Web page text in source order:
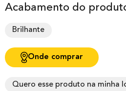
Acabamento do
Brilhante
Onde comprar
Quero esse produto na minha